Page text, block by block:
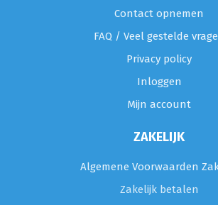
Contact opnemen
FAQ / Veel gestelde
Privacy policy
Inloggen
Mijn account
ZAKELIJK
Algemene Voorwaarden
Zakelijk betalen